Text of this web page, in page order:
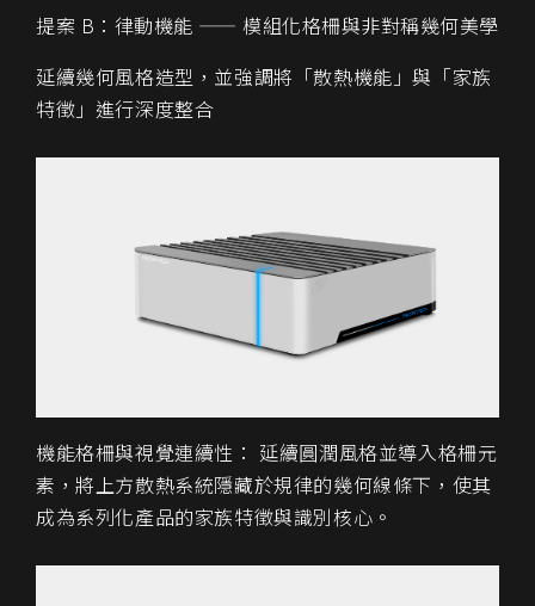
提案 B： 律動機能 —— 模組化格柵與非對稱幾何美學
延續幾何風格造型，並強調將「散熱機能」與「家族
特徵」進行深度整合
機能格柵與視覺連續性： 延續圓潤風格並導入格柵元
素，將上方散熱系統隱藏於規律的幾何線條下，使其
成為系列化產品的家族特徵與識別核心。